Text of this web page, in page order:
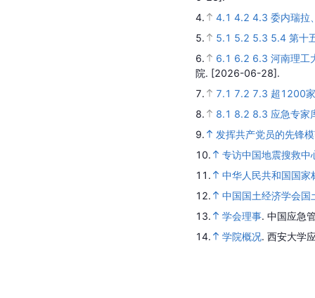
4.
4.1 4.2 4.3 委内瑞拉
5.
5.1 5.2 5.3 5.4 第十
6.
6.1 6.2 6.3 河南理工
院. [2026-06-28].
7.
7.1 7.2 7.3 超1200
8.
8.1 8.2 8.3 应急专家
9.
发挥共产党员的先锋
10.
专访中国地震搜救中
11.
中华人民共和国国
12.
中国国土经济学会国
13.
学会理事. 中国应急
14.
学院概况. 西安大学